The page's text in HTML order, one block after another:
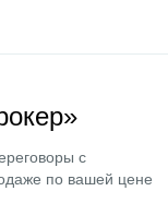
с
по вашей цене